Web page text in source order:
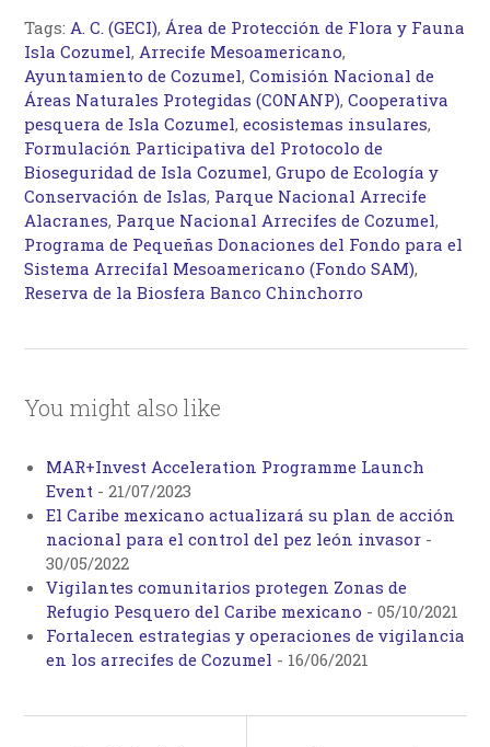
Tags:A. C. (GECI),Área de Protección de Flora y Fauna
Isla Cozumel,Arrecife Mesoamericano,
Ayuntamiento de Cozumel,Comisión Nacional de
Áreas Naturales Protegidas (CONANP),Cooperativa
pesquera de Isla Cozumel,ecosistemas insulares,
Formulación Participativa del Protocolo de
Bioseguridad de Isla Cozumel,Grupo de Ecología y
Conservación de Islas, Parque Nacional Arrecife
Alacranes, Parque Nacional Arrecifes de Cozumel,
Programa de Pequeñas Donaciones del Fondo para el
Sistema Arrecifal Mesoamericano (Fondo SAM),
Reserva de la Biosfera Banco Chinchorro
You might also like
MAR+Invest Acceleration Programme Launch
Event -21/07/2023
El Caribe mexicano actualizará su plan de acción
nacional para el control del pez león invasor -
30/05/2022
Vigilantes comunitarios protegen Zonas de
Refugio Pesquero del Caribe mexicano -05/10/2021
Fortalecen estrategias y operaciones de vigilancia
en los arrecifes de Cozumel - 16/06/2021